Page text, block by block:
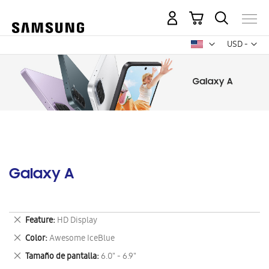
USD -
dólar
Mi carrito
Galaxy A
Feature HD Display
Eliminar
este
artículo
Color Awesome IceBlue
Eliminar
este
artículo
Tamaño de pantalla 6.0" - 6.9"
Eliminar